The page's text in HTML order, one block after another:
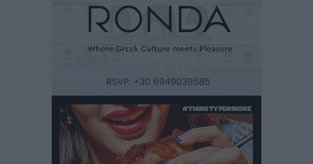
και συνεργασία Ρόδου με το Αττικόν για το
Ακτινοθεραπευτικό
Τοπικές Ειδήσεις πριν 2 ώρες
Σούπερ μάρκετ: Διευρύνεται η εθνική πρωτοβουλία
για τις τιμές – Eρχονται νέες συμμετοχές εταιρειών
Ειδήσεις• πριν 2 ώρες
Συνελήφθησαν έξι άτομα για ηχορύπανση από